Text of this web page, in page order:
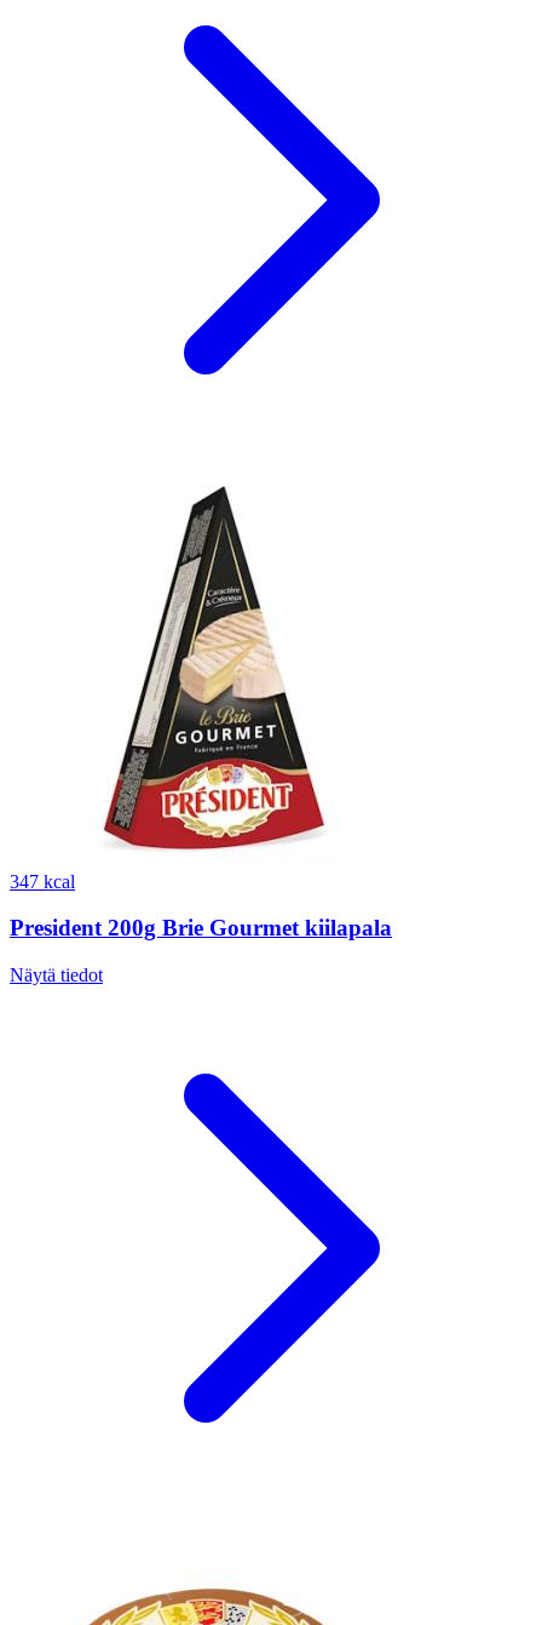
347 kcal
President 200g Brie Gourmet kiilapala
Näytä tiedot